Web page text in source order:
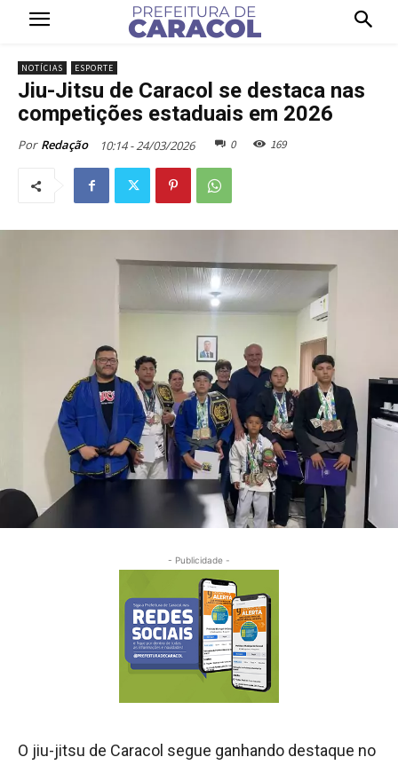
NOTÍCIAS ESPORTE
Jiu-Jitsu de Caracol se destaca nas
competições estaduais em 2026
Por Redação 10:14 - 24/03/2026 0 169
- Publicidade -
O jiu-jitsu de Caracol segue ganhando destaque no